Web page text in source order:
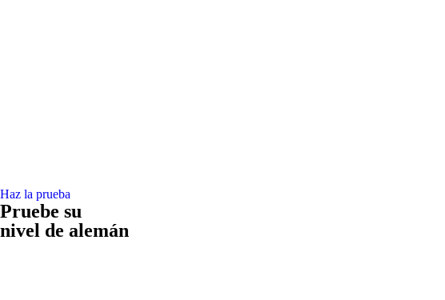
Haz la prueba
Pruebe su
nivel de alemán